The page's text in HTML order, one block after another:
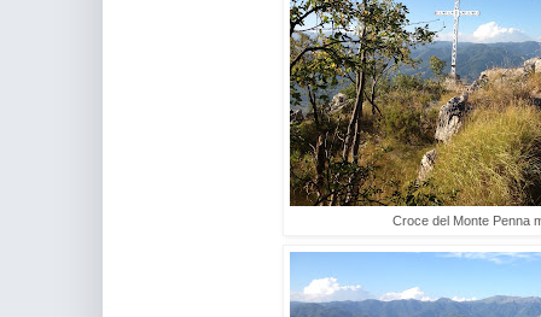
Croce del Monte Penna